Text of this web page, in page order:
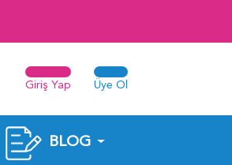
Giriş Yap Üye Ol
BLOG